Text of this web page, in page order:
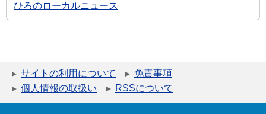
ひろのローカルニュース
サイトの利用について
免責事項
個人情報の取扱い
RSSについて